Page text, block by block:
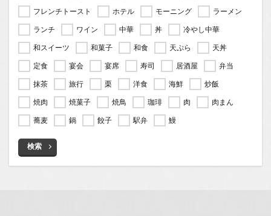
フレンチトースト
ホテル モーニング
ラーメン
ランチ
ワイン 中華 丼
冷やし中華
和スイーツ
和菓子 和食 天ぷら
天丼
定食
宴会 宴席 寿司 居酒屋
弁当
抹茶
旅行 栗 洋食 海鮮
炒飯
焼肉
焼菓子 焼鳥 珈琲 肉
肉まん
蕎麦
鍋 餃子 駅弁 鰻
検索